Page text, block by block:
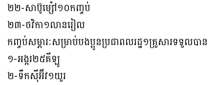
២២-សាប៊ូម្ស៉ៅ១០កញ្ចប់
២៣-ថវិកា១លានរៀល
កញ្ចប់សម្ភារៈសម្រាប់បងប្អូនប្រជាពលរដ្ឋ១គ្រួសារទទួលបាន
១-អង្ករ២៥គីឡូ
២-ទឹកស៊ីអ៊ីវ១យួរ